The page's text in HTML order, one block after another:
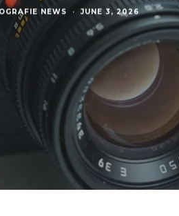
NEWS · JUNE 3, 2026